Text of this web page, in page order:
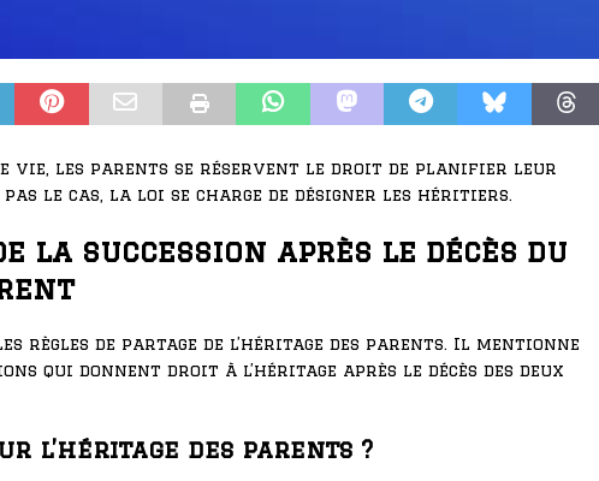
vie, les parents se réservent le droit de planifier leur
pas le cas, la loi se charge de désigner les héritiers.
la succession après le décès du
règles de partage de l’héritage des parents. Il mentionne
qui donnent droit à l’héritage après le décès des deux
l’héritage des parents ?